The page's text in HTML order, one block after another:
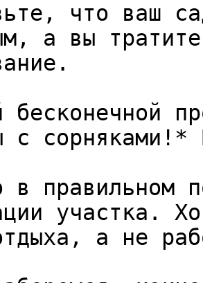
что ваш
а вы
бесконечной
с сорняками!*
в правильном
участка.
а не